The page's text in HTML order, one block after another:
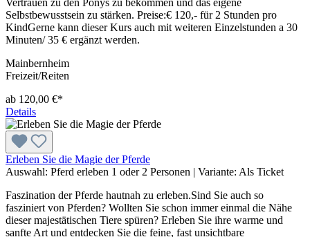
Vertrauen zu den Ponys zu bekommen und das eigene
Selbstbewusstsein zu stärken. Preise:€ 120,- für 2 Stunden pro
KindGerne kann dieser Kurs auch mit weiteren Einzelstunden a 30
Minuten/ 35 € ergänzt werden.
Mainbernheim
Freizeit/Reiten
ab 120,00 €*
Details
Erleben Sie die Magie der Pferde
Auswahl: Pferd erleben 1 oder 2 Personen | Variante: Als Ticket
Faszination der Pferde hautnah zu erleben.Sind Sie auch so
fasziniert von Pferden? Wollten Sie schon immer einmal die Nähe
dieser majestätischen Tiere spüren? Erleben Sie ihre warme und
sanfte Art und entdecken Sie die feine, fast unsichtbare